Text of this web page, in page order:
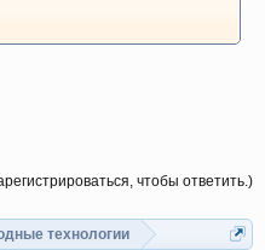
чтобы ответить.)
технологии